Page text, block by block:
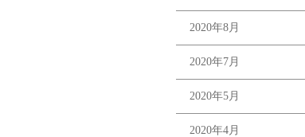
2020年8月
2020年7月
2020年5月
2020年4月